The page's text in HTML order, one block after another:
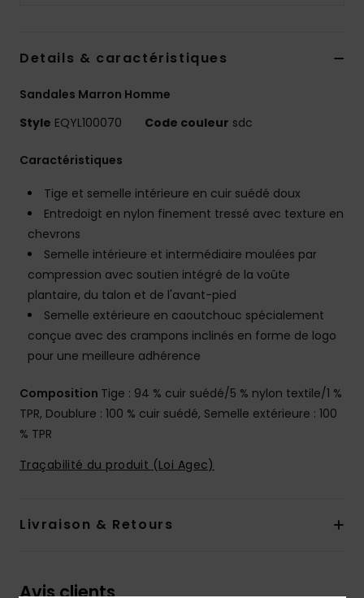
Details & caractéristiques
Sandales Marron Homme
Style EQYL100070 Code couleur sdc
Caractéristiques
Tige et semelle intérieure en cuir suédé doux
Entredoigt en nylon finement tressé avec texture en
chevrons
Semelle intérieure et intermédiaire moulées par
compression avec soutien intégré de la voûte
plantaire, du talon et de l'avant-pied
Semelle extérieure en caoutchouc spécialement
conçue avec des crampons inclinés en forme de logo
pour une meilleure adhérence
Composition Tige : 94 % cuir suédé/5 % nylon textile/1 %
TPR, Doublure : 100 % cuir suédé, Semelle extérieure : 100
% TPR
Traçabilité du produit (Loi Agec)
Livraison & Retours
Avis clients